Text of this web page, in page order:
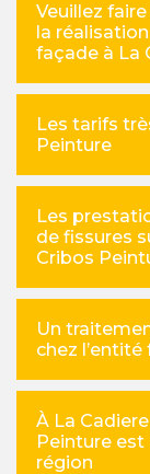
Veuillez
la
façade à La
Les tarifs
Peinture
Les
de fissures
Cribos
Un
chez
À La
Peinture
région